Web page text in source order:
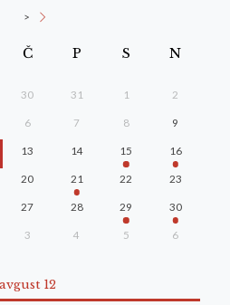
>
Č P S N
30 31 1 2
6 7 8 9
13 14 15 16
20 21 22 23
27 28 29 30
3 4 5 6
avgust 12